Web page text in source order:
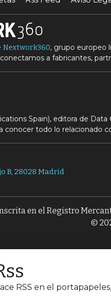
Nextwork360, grupo europeo
a fabricantes,
Spain), editora de
conocer todo lo relacionado
B, 28028 Madrid
en el Registro
©
RSS en el